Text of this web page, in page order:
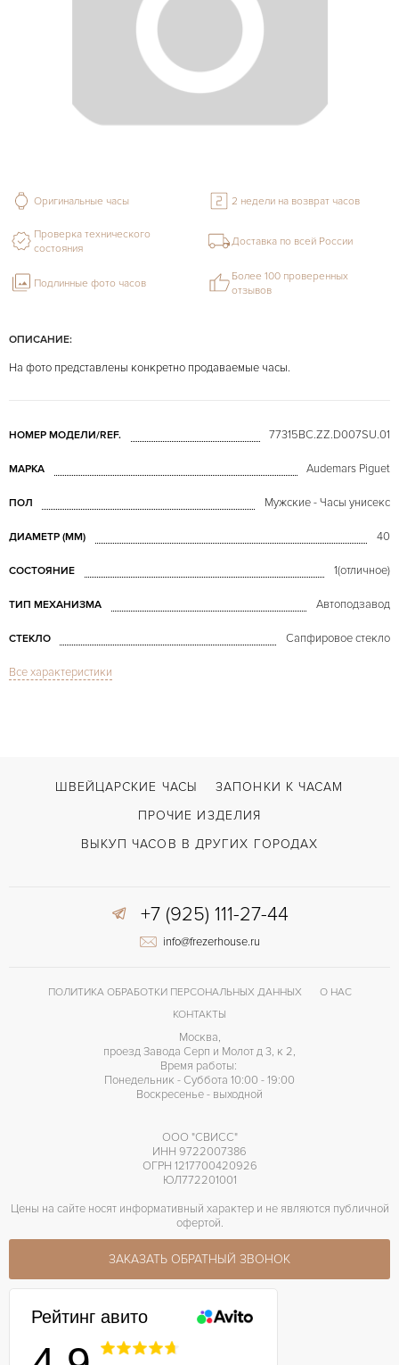
ОПИСАНИЕ:
На фото представлены конкретно продаваемые часы.
НОМЕР МОДЕЛИ/REF. 77315BC.ZZ.D007SU.01
МАРКА Audemars Piguet
ПОЛ Мужские - Часы унисекс
ДИАМЕТР (MM) 40
СОСТОЯНИЕ 1(отличное)
ТИП МЕХАНИЗМА Автоподзавод
СТЕКЛО Сапфировое стекло
ФУНКЦИИ
Двойной сложности застежка
Все характеристики
Оригинальные часы 2 недели на возврат часов
Проверка технического
состояния
Доставка по всей России
Подлинные фото часов
Более 100 проверенных
отзывов
ШВЕЙЦАРСКИЕ ЧАСЫ
ЗАПОНКИ К ЧАСАМ
ПРОЧИЕ ИЗДЕЛИЯ
ВЫКУП ЧАСОВ В ДРУГИХ ГОРОДАХ
+7 (925) 111-27-44
info@frezerhouse.ru
ПОЛИТИКА ОБРАБОТКИ ПЕРСОНАЛЬНЫХ ДАННЫХ
О НАС
КОНТАКТЫ
Москва,
проезд Завода Серп и Молот д 3, к 2,
Время работы:
Понедельник - Суббота 10:00 - 19:00
Воскресенье - выходной
ООО "СВИСС"
ИНН 9722007386
ОГРН 1217700420926
ЮЛ772201001
Цены на сайте носят информативный характер и не являются публичной
офертой.
ЗАКАЗАТЬ ОБРАТНЫЙ ЗВОНОК
Рейтинг авито